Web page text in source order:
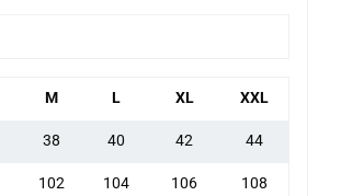
M L XL XXL
38 40 42 44
102 104 106 108